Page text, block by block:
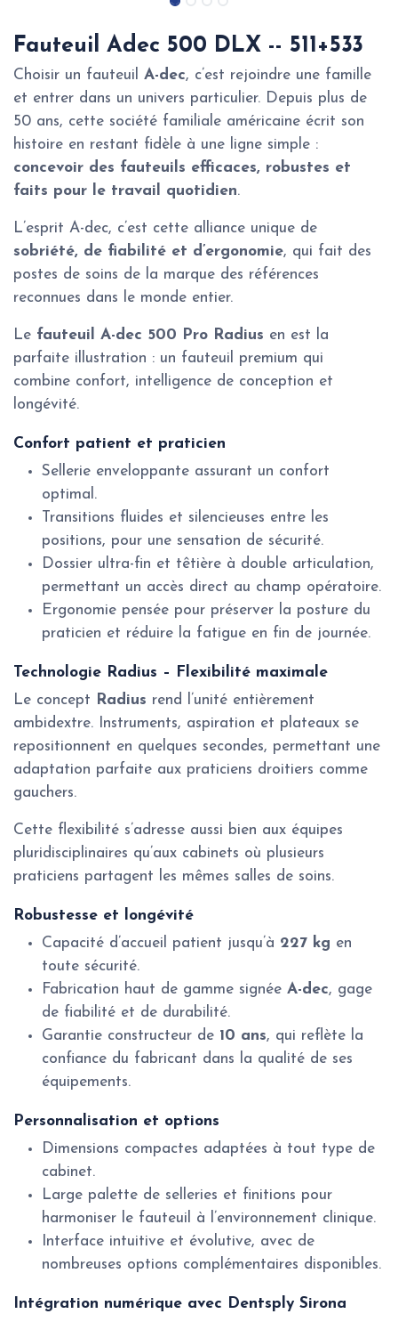
Fauteuil Adec 500 DLX -- 511+533
Choisir un fauteuil A-dec, c’est rejoindre une famille
et entrer dans un univers particulier. Depuis plus de
50 ans, cette société familiale américaine écrit son
histoire en restant fidèle à une ligne simple :
concevoir des fauteuils efficaces, robustes et
faits pour le travail quotidien.
L’esprit A-dec, c’est cette alliance unique de
sobriété, de fiabilité et d’ergonomie, qui fait des
postes de soins de la marque des références
reconnues dans le monde entier.
Le fauteuil A-dec 500 Pro Radius en est la
parfaite illustration : un fauteuil premium qui
combine confort, intelligence de conception et
longévité.
Confort patient et praticien
Sellerie enveloppante assurant un confort
optimal.
Transitions fluides et silencieuses entre les
positions, pour une sensation de sécurité.
Dossier ultra-fin et têtière à double articulation,
permettant un accès direct au champ opératoire.
Ergonomie pensée pour préserver la posture du
praticien et réduire la fatigue en fin de journée.
Technologie Radius – Flexibilité maximale
Le concept
Radius rend l’unité entièrement
ambidextre. Instruments, aspiration et plateaux se
repositionnent en quelques secondes, permettant une
adaptation parfaite aux praticiens droitiers comme
gauchers.
Cette flexibilité s’adresse aussi bien aux équipes
pluridisciplinaires qu’aux cabinets où plusieurs
praticiens partagent les mêmes salles de soins.
Robustesse et longévité
Capacité d’accueil patient jusqu’à 227 kg en
toute sécurité.
Fabrication haut de gamme signée A-dec, gage
de fiabilité et de durabilité.
Garantie constructeur de 10 ans, qui reflète la
confiance du fabricant dans la qualité de ses
équipements.
Personnalisation et options
Dimensions compactes adaptées à tout type de
cabinet.
Large palette de selleries et finitions pour
harmoniser le fauteuil à l’environnement clinique.
Interface intuitive et évolutive, avec de
nombreuses options complémentaires disponibles.
Intégration numérique avec Dentsply Sirona